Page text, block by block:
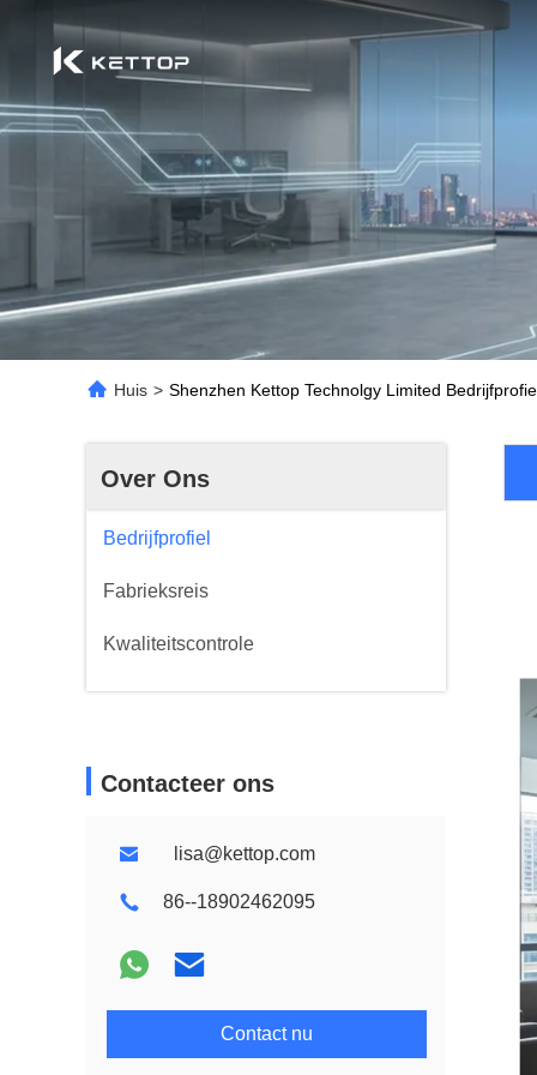
Huis > Shenzhen Kettop Technolgy Limited
Over Ons
Bedrijfprofiel
Fabrieksreis
Kwaliteitscontrole
Contacteer ons
lisa@kettop.com
86--18902462095
Contact nu